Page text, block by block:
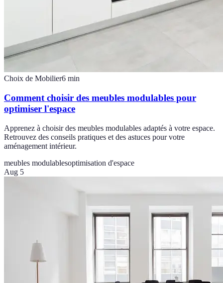
Choix de Mobilier6 min
Comment choisir des meubles modulables pour
optimiser l'espace
Apprenez à choisir des meubles modulables adaptés à votre espace.
Retrouvez des conseils pratiques et des astuces pour votre
aménagement intérieur.
meubles modulablesoptimisation d'espace
Aug 5